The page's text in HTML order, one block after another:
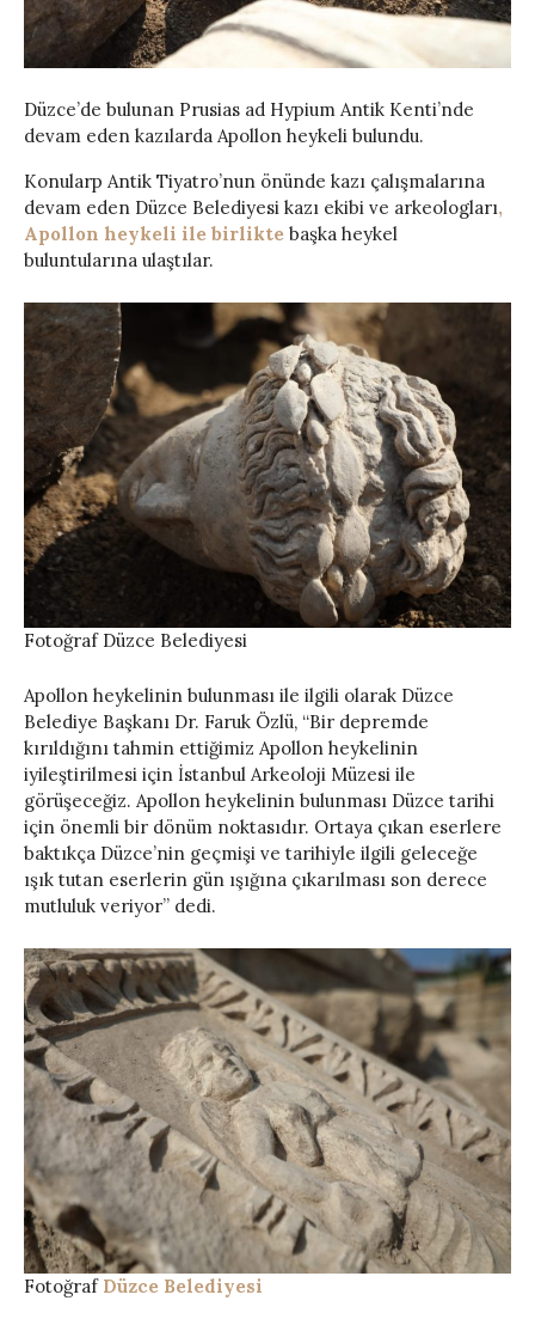
Düzce’de bulunan Prusias ad Hypium Antik Kenti’nde
devam eden kazılarda Apollon heykeli bulundu.
Konularp Antik Tiyatro’nun önünde kazı çalışmalarına
devam eden Düzce Belediyesi kazı ekibi ve arkeologları,
Apollon heykeli ile birlikte başka heykel
buluntularına ulaştılar.
Fotoğraf Düzce Belediyesi
Apollon heykelinin bulunması ile ilgili olarak Düzce
Belediye Başkanı Dr. Faruk Özlü, “Bir depremde
kırıldığını tahmin ettiğimiz Apollon heykelinin
iyileştirilmesi için İstanbul Arkeoloji Müzesi ile
görüşeceğiz. Apollon heykelinin bulunması Düzce tarihi
için önemli bir dönüm noktasıdır. Ortaya çıkan eserlere
baktıkça Düzce’nin geçmişi ve tarihiyle ilgili geleceğe
ışık tutan eserlerin gün ışığına çıkarılması son derece
mutluluk veriyor” dedi.
Fotoğraf Düzce Belediyesi